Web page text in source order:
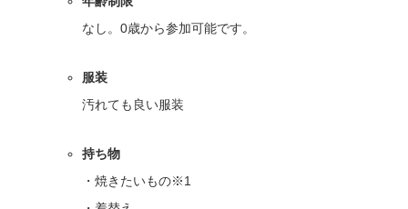
なし。0歳から参加可能です。
服装
汚れても良い服装
持ち物
・焼きたいもの※1